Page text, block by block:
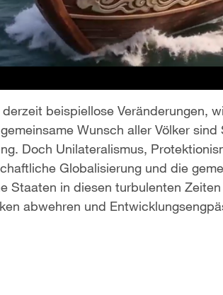
beispiellose Veränderungen,
Wunsch aller Völker
Doch Unilateralismus,
Globalisierung und die
Staaten in diesen turbulenten
abwehren und